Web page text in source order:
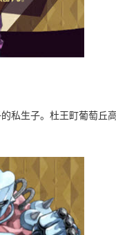
私生子。杜王町葡萄丘